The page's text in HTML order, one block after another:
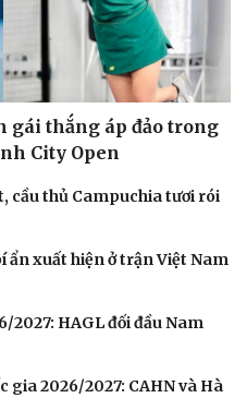
gái thắng áp đảo trong
City Open
cầu thủ Campuchia tươi rói
ẩn xuất hiện ở trận Việt Nam
2027: HAGL đối đầu Nam
gia 2026/2027: CAHN và Hà